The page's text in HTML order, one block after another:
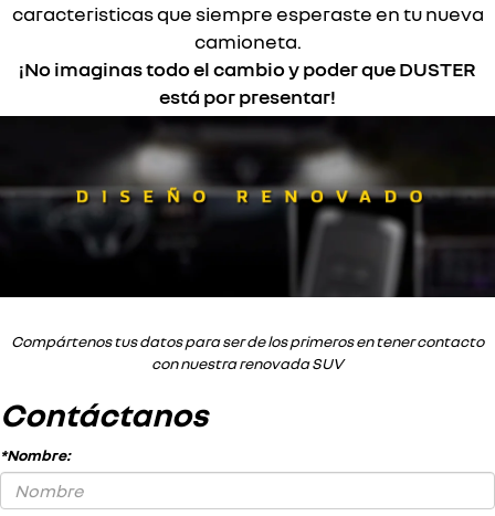
caracteristicas que siempre esperaste en tu nueva
camioneta.
¡No imaginas todo el cambio y poder que DUSTER
está por presentar!
Compártenos tus datos para ser de los primeros en tener contacto
con nuestra renovada SUV
Contáctanos
*Nombre: